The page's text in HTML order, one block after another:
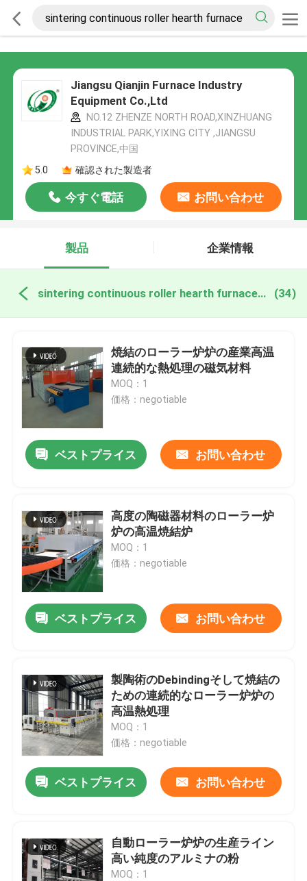
Jiangsu Qianjin Furnace Industry
Equipment Co.,Ltd
NO.12 ZHENZE NORTH ROAD,XINZHUANG
INDUSTRIAL PARK,YIXING CITY ,JIANGSU
PROVINCE,中国
5.0
確認された製造者
今すぐ電話 お問い合わせ
製品 企業情報
sintering continuous roller hearth furnace オンライン製造 (34)
焼結のローラー炉炉の産業高温
連続的な熱処理の磁気材料
MOQ：1
価格：negotiable
ベストプライス お問い合わせ
高度の陶磁器材料のローラー炉
炉の高温焼結炉
MOQ：1
価格：negotiable
ベストプライス お問い合わせ
製陶術のDebindingそして焼結の
ための連続的なローラー炉炉の
高温熱処理
MOQ：1
価格：negotiable
ベストプライス お問い合わせ
自動ローラー炉炉の生産ライン
高い純度のアルミナの粉
MOQ：1